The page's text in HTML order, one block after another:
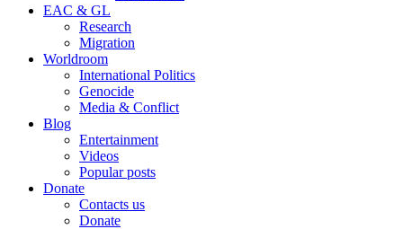
EAC & GL
Research
Migration
Worldroom
International Politics
Genocide
Media & Conflict
Blog
Entertainment
Videos
Popular posts
Donate
Contacts us
Donate